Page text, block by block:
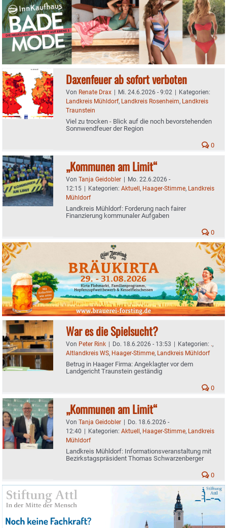
Daxenfeuer ab sofort verboten
Von Renate Drax | Mi. 24.6.2026 - 9:02 | Kategorien:
Landkreis Mühldorf, Landkreis Rosenheim, Landkreis
Traunstein
Viel zu trocken - Blick auf die noch bevorstehenden
Sonnwendfeuer der Region
0
„Kommunen am Limit“
Von Tanja Geidobler | Mo. 22.6.2026 -
12:15 | Kategorien: Aktuell, Haager-Stimme, Landkreis
Mühldorf
Landkreis Mühldorf: Forderung nach fairer
Finanzierung kommunaler Aufgaben
0
War es die Spielsucht?
Von Peter Rink Do. 18.6.2026 - 13:53 Kategorien: .,
Altlandkreis WS, Haager-Stimme, Landkreis Mühldorf
Betrug in Haager Firma: Angeklagter vor dem
Landgericht Traunstein geständig
0
„Kommunen am Limit“
Von Tanja Geidobler
Do. 18.6.2026 -
12:40
Kategorien: Aktuell , Haager-Stimme, Landkreis
Mühldorf
Landkreis Mühldorf: Informationsveranstaltung mit
Bezirkstagspräsident Thomas Schwarzenberger
0